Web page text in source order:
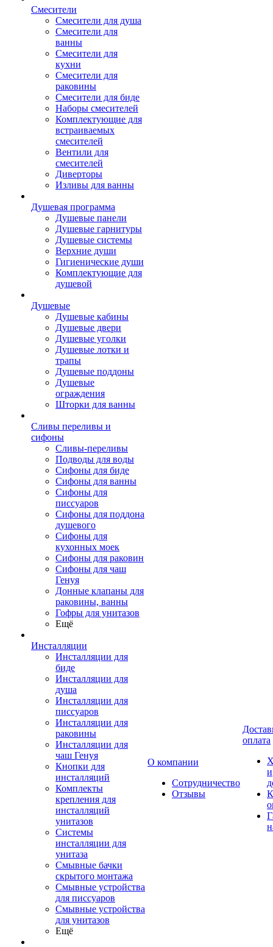
Смесители
Смесители для душа
Смесители для
ванны
Смесители для
кухни
Смесители для
раковины
Смесители для биде
Наборы смесителей
Комплектующие для
встраиваемых
смесителей
Вентили для
смесителей
Диверторы
Изливы для ванны
Душевая программа
Душевые панели
Душевые гарнитуры
Душевые системы
Верхние души
Гигиенические души
Комплектующие для
душевой
Душевые
Душевые кабины
Душевые двери
Душевые уголки
Душевые лотки и
трапы
Душевые поддоны
Душевые
ограждения
Шторки для ванны
Сливы переливы и
сифоны
Сливы-переливы
Подводы для воды
Сифоны для биде
Сифоны для ванны
Сифоны для
писсуаров
Сифоны для поддона
душевого
Сифоны для
кухонных моек
Сифоны для раковин
Сифоны для чаш
Генуя
Донные клапаны для
раковины, ванны
Гофры для унитазов
Ещё
Инсталляции
Инсталляции для
биде
Инсталляции для
душа
Инсталляции для
писсуаров
Инсталляции для
раковины
Инсталляции для
чаш Генуя
Кнопки для
инсталляций
Комплекты
крепления для
инсталляций
унитазов
Системы
инсталляции для
унитаза
Смывные бачки
скрытого монтажа
Смывные устройства
для писсуаров
Смывные устройства
для унитазов
Ещё
О компании
Сотрудничество
Отзывы
оплата
и